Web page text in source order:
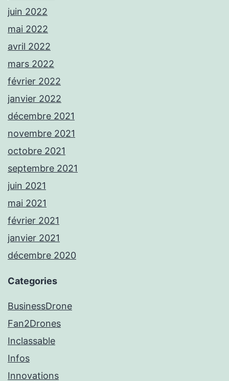
juin 2022
mai 2022
avril 2022
mars 2022
février 2022
janvier 2022
décembre 2021
novembre 2021
octobre 2021
septembre 2021
juin 2021
mai 2021
février 2021
janvier 2021
décembre 2020
Categories
BusinessDrone
Fan2Drones
Inclassable
Infos
Innovations